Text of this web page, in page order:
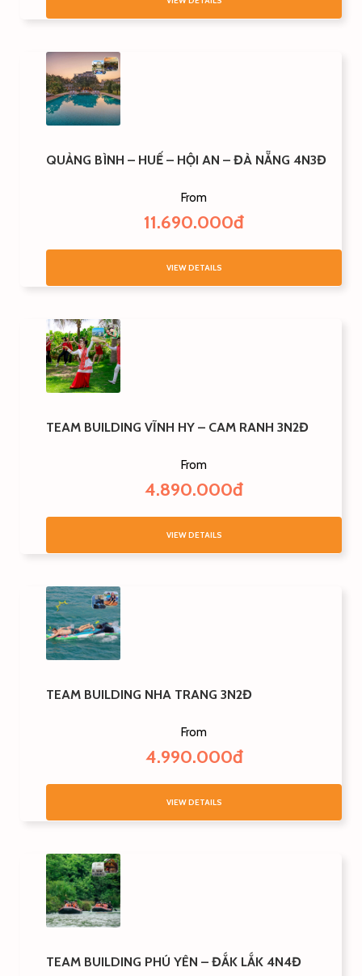
QUẢNG BÌNH – HUẾ – HỘI AN – ĐÀ NẴNG 4N3Đ
From
11.690.000đ
VIEW DETAILS
TEAM BUILDING VĨNH HY – CAM RANH 3N2Đ
From
4.890.000đ
VIEW DETAILS
TEAM BUILDING NHA TRANG 3N2Đ
From
4.990.000đ
VIEW DETAILS
TEAM BUILDING PHÚ YÊN – ĐẮK LẮK 4N4Đ